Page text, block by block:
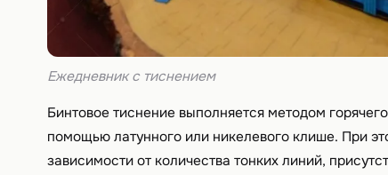
Ежедневник с тиснением
Бинтовое тиснение выполняется методом
помощью латунного или никелевого клише. При
зависимости от количества тонких линий,